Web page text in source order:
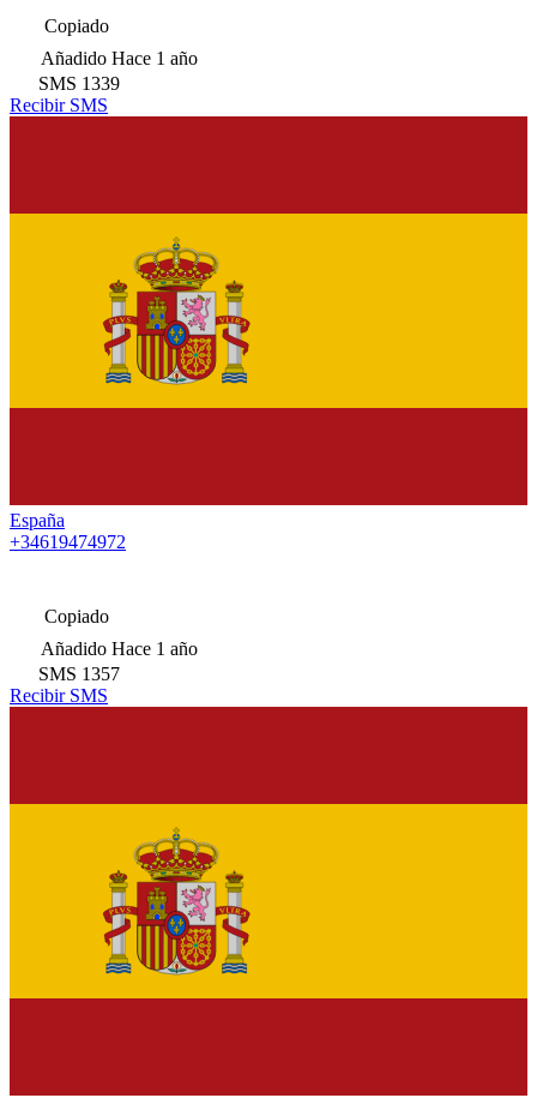
Copiado
Añadido Hace 1 año
SMS 1339
Recibir SMS
España
+34619474972
Copiado
Añadido Hace 1 año
SMS 1357
Recibir SMS